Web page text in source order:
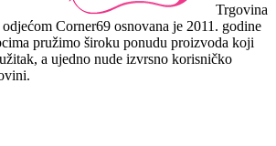
Trgovina
Corner69 osnovana je 2011. godine
pružimo široku ponudu proizvoda koji
a ujedno nude izvrsno korisničko